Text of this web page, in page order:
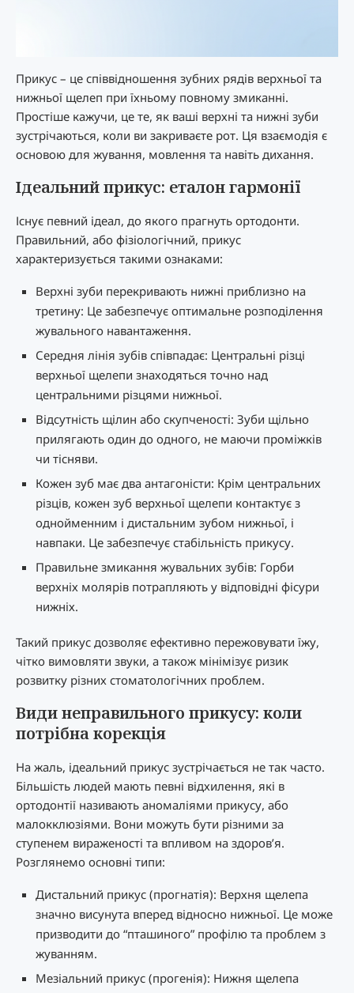
Прикус – це співвідношення зубних рядів верхньої та
нижньої щелеп при їхньому повному змиканні.
Простіше кажучи, це те, як ваші верхні та нижні зуби
зустрічаються, коли ви закриваєте рот. Ця взаємодія є
основою для жування, мовлення та навіть дихання.
Ідеальний прикус: еталон гармонії
Існує певний ідеал, до якого прагнуть ортодонти.
Правильний, або фізіологічний, прикус
характеризується такими ознаками:
Верхні зуби перекривають нижні приблизно на
третину: Це забезпечує оптимальне розподілення
жувального навантаження.
Середня лінія зубів співпадає: Центральні різці
верхньої щелепи знаходяться точно над
центральними різцями нижньої.
Відсутність щілин або скупченості: Зуби щільно
прилягають один до одного, не маючи проміжків
чи тісняви.
Кожен зуб має два антагоністи: Крім центральних
різців, кожен зуб верхньої щелепи контактує з
однойменним і дистальним зубом нижньої, і
навпаки. Це забезпечує стабільність прикусу.
Правильне змикання жувальних зубів: Горби
верхніх молярів потрапляють у відповідні фісури
нижніх.
Такий прикус дозволяє ефективно пережовувати їжу,
чітко вимовляти звуки, а також мінімізує ризик
розвитку різних стоматологічних проблем.
Види неправильного прикусу: коли
потрібна корекція
На жаль, ідеальний прикус зустрічається не так часто.
Більшість людей мають певні відхилення, які в
ортодонтії називають аномаліями прикусу, або
малокклюзіями. Вони можуть бути різними за
ступенем вираженості та впливом на здоров’я.
Розглянемо основні типи:
Дистальний прикус (прогнатія): Верхня щелепа
значно висунута вперед відносно нижньої. Це може
призводити до “пташиного” профілю та проблем з
жуванням.
Мезіальний прикус (прогенія): Нижня щелепа